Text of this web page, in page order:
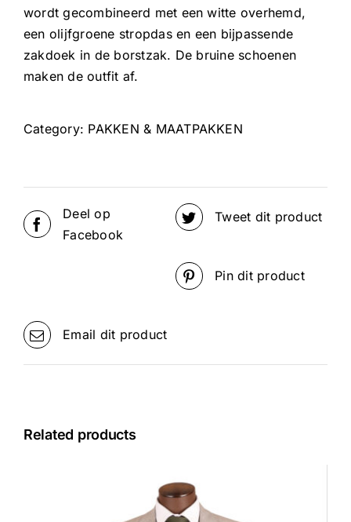
wordt gecombineerd met een witte overhemd,
een olijfgroene stropdas en een bijpassende
zakdoek in de borstzak. De bruine schoenen
maken de outfit af.
Category: PAKKEN & MAATPAKKEN
Deel op
Facebook
Tweet dit product
Pin dit product
Email dit product
Related products